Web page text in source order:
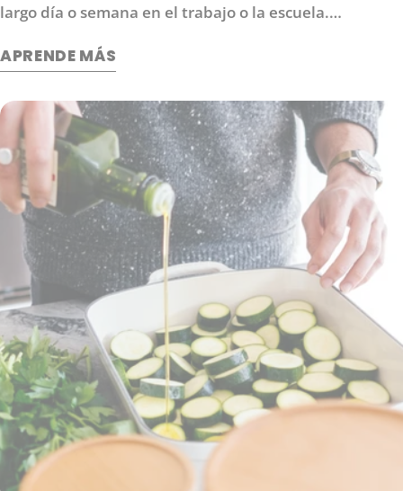
largo día o semana en el trabajo o la escuela.
sus niveles de energía sin depender del café u otros
ansiedad. Aquí hay 6 estrategias que te ayudarán a
volver al juego:
APRENDE MÁS